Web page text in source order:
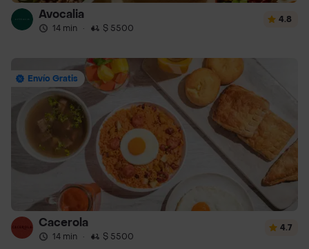
Avocalia
14 min · $ 5500
4.8
Envío Gratis
Cacerola
14 min · $ 5500
4.7